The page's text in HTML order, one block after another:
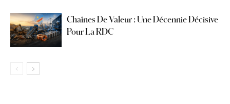
Chaînes De Valeur : Une Décennie Décisive
Pour La RDC